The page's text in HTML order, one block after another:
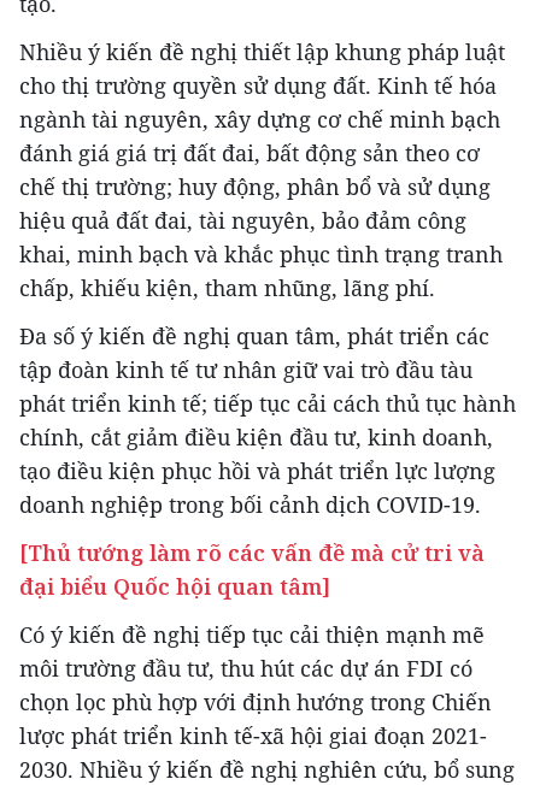
Nhiều ý kiến đề nghị thiết lập khung pháp luật
cho thị trường quyền sử dụng đất. Kinh tế hóa
ngành tài nguyên, xây dựng cơ chế minh bạch
đánh giá giá trị đất đai, bất động sản theo cơ
chế thị trường; huy động, phân bổ và sử dụng
hiệu quả đất đai, tài nguyên, bảo đảm công
khai, minh bạch và khắc phục tình trạng tranh
chấp, khiếu kiện, tham nhũng, lãng phí.
Đa số ý kiến đề nghị quan tâm, phát triển các
tập đoàn kinh tế tư nhân giữ vai trò đầu tàu
phát triển kinh tế; tiếp tục cải cách thủ tục hành
chính, cắt giảm điều kiện đầu tư, kinh doanh,
tạo điều kiện phục hồi và phát triển lực lượng
doanh nghiệp trong bối cảnh dịch COVID-19.
[Thủ tướng làm rõ các vấn đề mà cử tri và
đại biểu Quốc hội quan tâm]
Có ý kiến đề nghị tiếp tục cải thiện mạnh mẽ
môi trường đầu tư, thu hút các dự án FDI có
chọn lọc phù hợp với định hướng trong Chiến
lược phát triển kinh tế-xã hội giai đoạn 2021-
2030. Nhiều ý kiến đề nghị nghiên cứu, bổ sung